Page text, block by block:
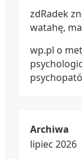
zdRadek
watahę,
wp.pl o
Archiwa
lipiec 2026